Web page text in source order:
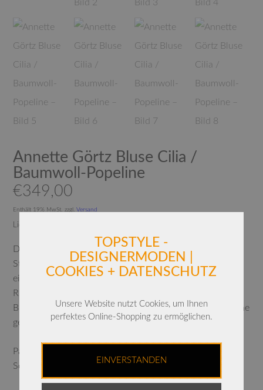
Annette Görtz Bluse Cilia /
Baumwoll-Popeline
€349,00
Enthält 19% MwSt. zzgl.Versand
Lieferzeit: ca. 2-3 Werktage
Die Annette Görtz Bluse Cilia ist eine schmale Bluse mit
Stehkragen und großen formbaren Manschetten. Sie hat
einen angeschnittenen Reverskragen mit
Ripsbandapplikation und einen abgerundeten Saum. Die
Bluse ist aus einem feinen, elastischen Baumwoll-Popeline
gefertigt.
Passform
Schmal
TOPSTYLE -
DESIGNERMODEN |
COOKIES + DATENSCHUTZ
Unsere Website nutzt Cookies, um Ihnen
perfektes Online-Shopping zu ermöglichen.
EINVERSTANDEN